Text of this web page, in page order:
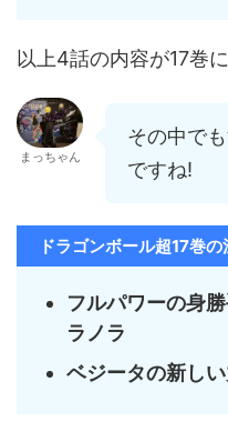
以上4話の内容が17巻
まっちゃん
その中で
ですね!
ドラゴンボール超17巻
フルパワーの身
ラノラ
ベジータの新しい